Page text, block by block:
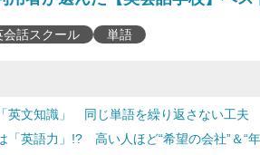
会話スクール 単語
英文知識」 同じ単語を繰り返さない工夫
「英語力」!? 高い人ほど“希望の会社”＆“